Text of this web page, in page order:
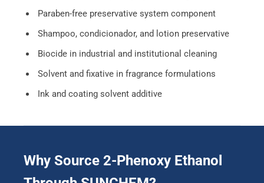
Paraben-free preservative system component
Shampoo, condicionador, and lotion preservative
Biocide in industrial and institutional cleaning
Solvent and fixative in fragrance formulations
Ink and coating solvent additive
Why Source 2-Phenoxy Ethanol